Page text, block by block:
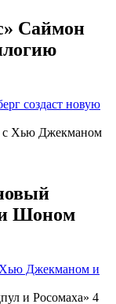
Саймон
создаст новую
Шоном
Хью Джекманом и